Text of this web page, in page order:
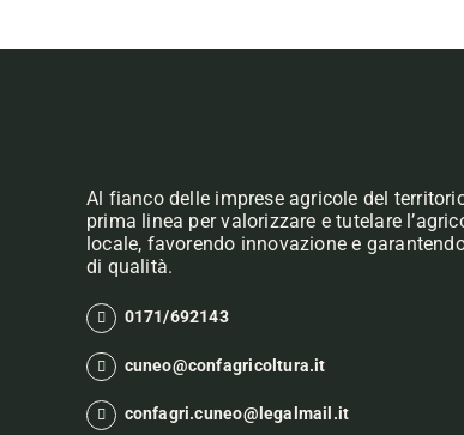
Al fianco delle imprese agricole del
prima linea per valorizzare e tutelare
locale, favorendo innovazione e
di qualità.
0171/692143
cuneo@confagricoltura.it
confagri.cuneo@legalmail.it